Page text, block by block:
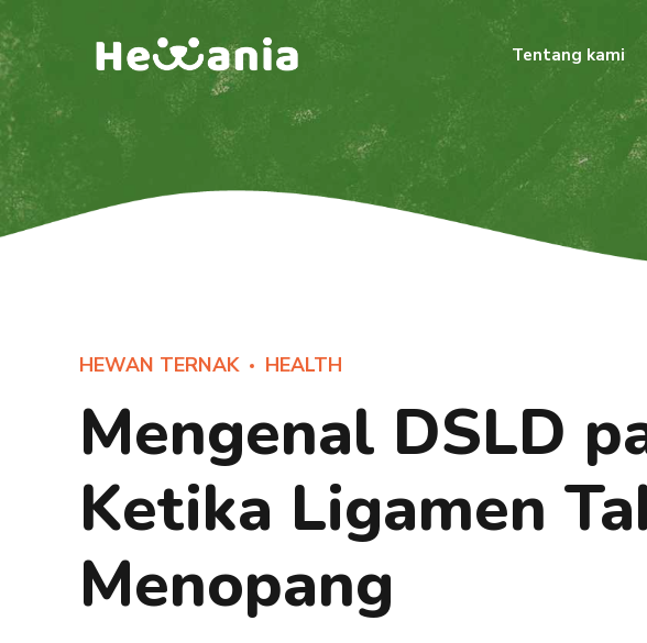
Tentang kami
HEWAN TERNAK HEALTH
Mengenal DSLD
Ketika Ligamen
Menopang